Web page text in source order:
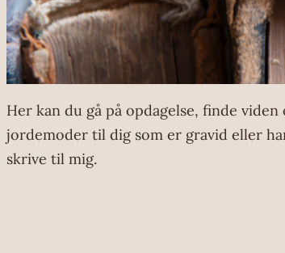
Her kan du gå på opdagelse, finde
jordemoder til dig som er gravid eller
skrive til mig.